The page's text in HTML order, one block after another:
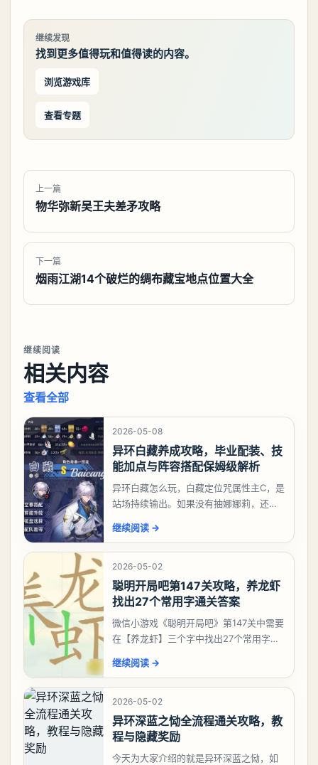
继续发现
找到更多值得玩和值得读的内容。
浏览游戏库
查看专题
上一篇
物华弥新吴王夫差矛攻略
下一篇
烟雨江湖14个破烂的绸布藏宝地点位置大全
继续阅读
相关内容
查看全部
2026-05-08
异环白藏养成攻略，毕业配装、技
能加点与阵容搭配保姆级解析
异环白藏怎么玩，白藏定位咒属性主C，是
站场持续输出。如果没有抽娜娜莉，还没
有娜娜莉缺另外一个二队C想打深渊也可以
考虑养个白藏
继续阅读 →
2026-05-02
聪明开局吧第147关攻略，养龙虾
找出27个常用字通关答案
微信小游戏《聪明开局吧》第147关中需要
在【养龙虾】三个字中找出27个常用字，
大、夫、夰、巾、中、虫、下、虾、卜、
囗、吓、卟、
继续阅读 →
2026-05-02
异环深蓝之恸全流程通关攻略，教
程与隐藏奖励
今天为大家介绍的就是异环深蓝之恸，如